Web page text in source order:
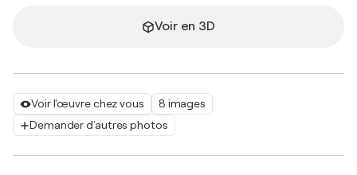
Voir l'œuvre chez vous
8 images
Demander d'autres photos
Voir en 3D